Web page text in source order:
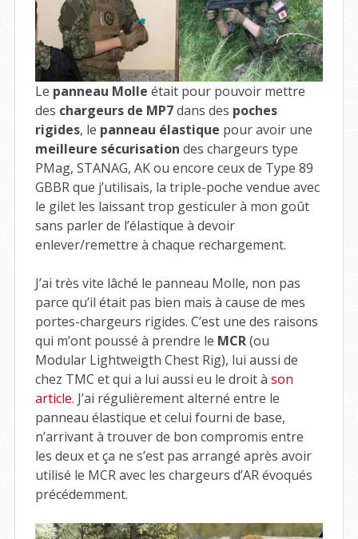
Le panneau Molle était pour pouvoir mettre
des chargeurs de MP7dans des poches
rigides, le panneau élastique pour avoir une
meilleure sécurisation des chargeurs type
PMag, STANAG, AK ou encore ceux de Type 89
GBBR que j’utilisais, la triple-poche vendue avec
le gilet les laissant trop gesticuler à mon goût
sans parler de l’élastique à devoir
enlever/remettre à chaque rechargement.
J’ai très vite lâché le panneau Molle, non pas
parce qu’il était pas bien mais à cause de mes
portes-chargeurs rigides. C’est une des raisons
qui m’ont poussé à prendre le MCR(ou
Modular Lightweigth Chest Rig), lui aussi de
chez TMC et qui a lui aussi eu le droit à son
article. J’ai régulièrement alterné entre le
panneau élastique et celui fourni de base,
n’arrivant à trouver de bon compromis entre
les deux et ça ne s’est pas arrangé après avoir
utilisé le MCR avec les chargeurs d’AR évoqués
précédemment.